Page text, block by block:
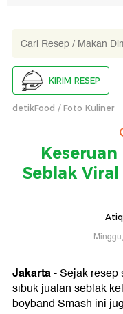
KIRIM RESEP
detikFood Foto Kuliner
Keseruan
Seblak
Jakarta- Sejak resep
sibuk jualan seblak
boyband Smash ini